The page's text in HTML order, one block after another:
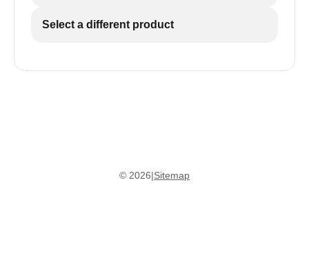
Select a different product
© 2026|Sitemap